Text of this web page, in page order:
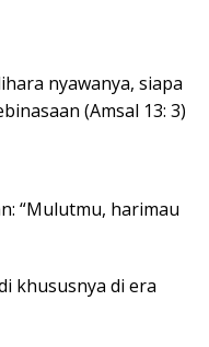
nyawanya, siapa
(Amsal 13: 3)
“Mulutmu, harimau
khususnya di era